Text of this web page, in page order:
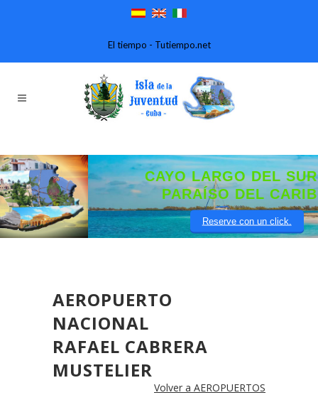
El tiempo - Tutiempo.net
CAYO LARGO DEL SUR. UN
PARAÍSO DEL CARIBE.
Reserve con un click.
AEROPUERTO
NACIONAL
RAFAEL CABRERA
MUSTELIER
Volver a AEROPUERTOS